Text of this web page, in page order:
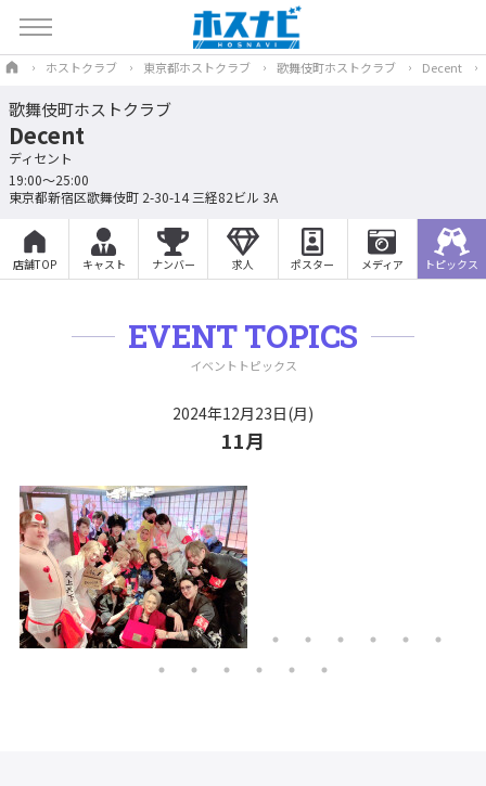
ホストクラブ 東京都ホストクラブ 歌舞伎町ホストクラブ Decent
歌舞伎町ホストクラブ
Decent
ディセント
19:00～25:00
東京都新宿区歌舞伎町 2-30-14 三経82ビル 3A
店舗TOP キャスト ナンバー 求人 ポスター メディア トピックス
EVENT TOPICS
イベントトピックス
2024年12月23日(月)
11月